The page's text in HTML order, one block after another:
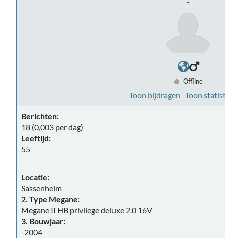
Offline
Toon bijdragen Toon
Berichten:
18 (0,003 per dag)
Leeftijd:
55
Locatie:
Sassenheim
2. Type Megane:
Megane II HB privilege deluxe 2.0 16V
3. Bouwjaar:
-2004